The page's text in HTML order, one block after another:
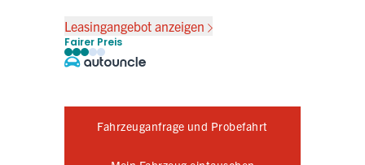
Leasingangebot anzeigen
Fairer Preis
Fahrzeuganfrage und Probefahrt